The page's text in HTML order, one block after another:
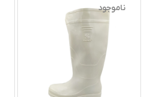
ناموجود